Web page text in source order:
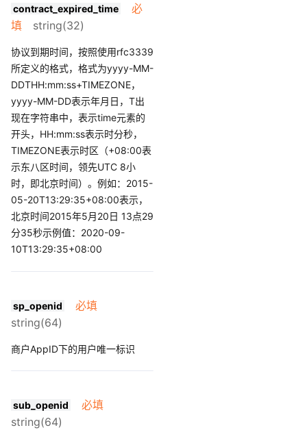
contract_expired_time
必
填 string(32)
协议到期时间，按照使用rfc3339
所定义的格式，格式为yyyy-MM-
DDTHH:mm:ss+TIMEZONE，
yyyy-MM-DD表示年月日，T出
现在字符串中，表示time元素的
开头，HH:mm:ss表示时分秒，
TIMEZONE表示时区（+08:00表
示东八区时间，领先UTC 8小
时，即北京时间）。例如：2015-
05-20T13:29:35+08:00表示，
北京时间2015年5月20日 13点29
分35秒示例值：2020-09-
10T13:29:35+08:00
sp_openid
必填
string(64)
商户AppID下的用户唯一标识
sub_openid
必填
string(64)